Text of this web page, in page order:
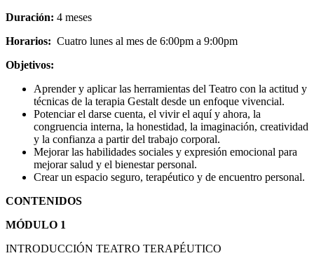
Duración: 4 meses
Horarios: Cuatro lunes al mes de 6:00pm a 9:00pm
Objetivos:
Aprender y aplicar las herramientas del Teatro con la actitud y
técnicas de la terapia Gestalt desde un enfoque vivencial.
Potenciar el darse cuenta, el vivir el aquí y ahora, la
congruencia interna, la honestidad, la imaginación, creatividad
y la confianza a partir del trabajo corporal.
Mejorar las habilidades sociales y expresión emocional para
mejorar salud y el bienestar personal.
Crear un espacio seguro, terapéutico y de encuentro personal.
CONTENIDOS
MÓDULO 1
INTRODUCCIÓN TEATRO TERAPÉUTICO